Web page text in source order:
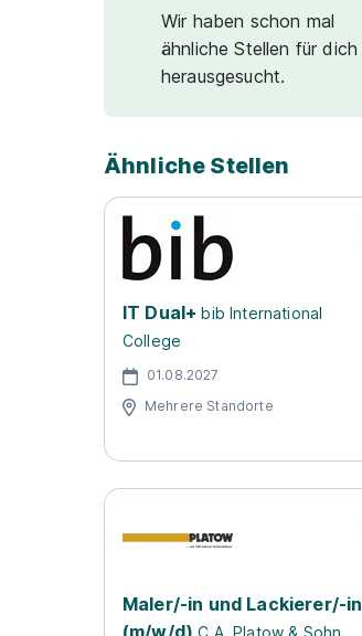
Wir haben schon mal
ähnliche Stellen für dich
herausgesucht.
Ähnliche Stellen
IT Dual+ bib International
College
01.08.2027
Mehrere Standorte
Maler/-in und Lackierer/-in
(m/w/d) C.A. Platow & Sohn